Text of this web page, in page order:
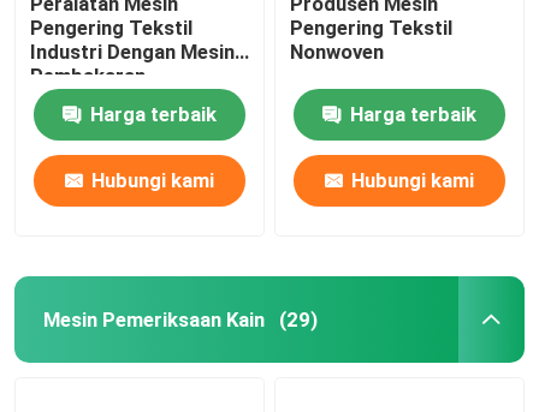
Pengering Tekstil
Industri Dengan Mesin
Pembakaran
Harga terbaik
Hubungi kami
Pengering Tekstil
Nonwoven
Harga terbaik
Hubungi kami
Mesin Pemeriksaan Kain (29)